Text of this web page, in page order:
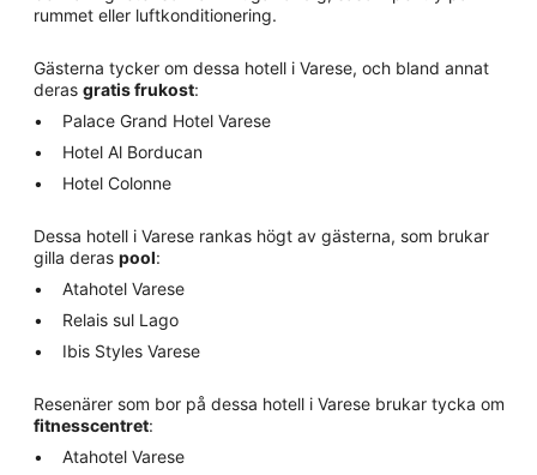
rummet eller luftkonditionering.
Gästerna tycker om dessa hotell i Varese, och bland annat
deras gratis frukost:
Palace Grand Hotel Varese
Hotel Al Borducan
Hotel Colonne
Dessa hotell i Varese rankas högt av gästerna, som brukar
gilla deras pool:
Atahotel Varese
Relais sul Lago
Ibis Styles Varese
Resenärer som bor på dessa hotell i Varese brukar tycka om
fitnesscentret:
Atahotel Varese